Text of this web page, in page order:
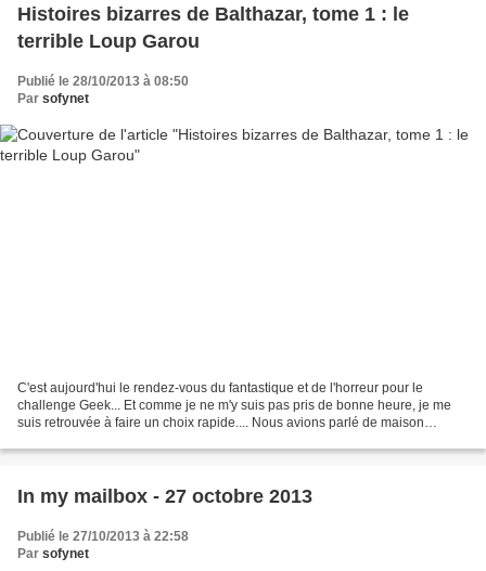
Histoires bizarres de Balthazar, tome 1 : le
terrible Loup Garou
Publié le 28/10/2013 à 08:50
Par sofynet
C'est aujourd'hui le rendez-vous du fantastique et de l'horreur pour le
challenge Geek... Et comme je ne m'y suis pas pris de bonne heure, je me
suis retrouvée à faire un choix rapide.... Nous avions parlé de maison
In my mailbox - 27 octobre 2013
Publié le 27/10/2013 à 22:58
Par sofynet